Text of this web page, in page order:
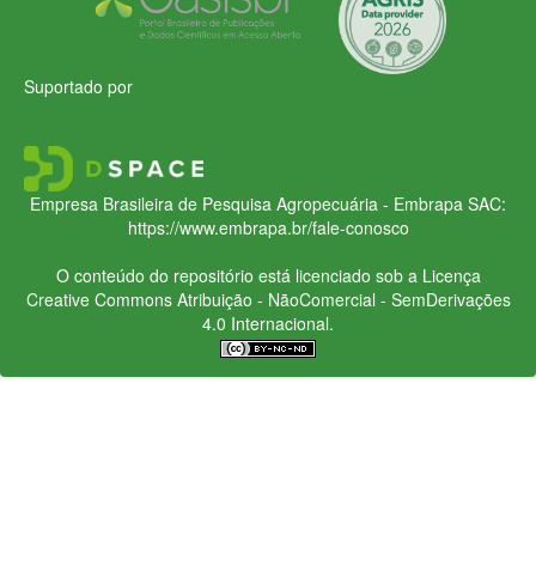
Suportado por
Empresa Brasileira de Pesquisa Agropecuária - Embrapa SAC:
https://www.embrapa.br/fale-conosco
O conteúdo do repositório está licenciado sob a Licença
Creative CommonsAtribuição - NãoComercial - SemDerivações
4.0 Internacional.